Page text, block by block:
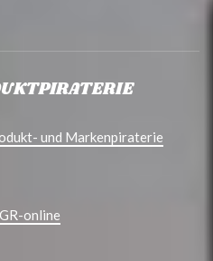
und Markenpiraterie
online